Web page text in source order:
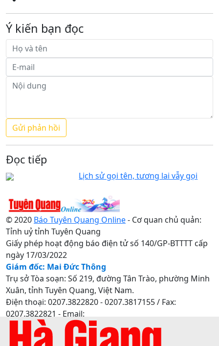
Ý kiến bạn đọc
Đọc tiếp
Lịch sử gọi tên, tương lai vẫy gọi
© 2020 Báo Tuyên Quang Online- Cơ quan chủ quản:
Tỉnh uỷ tỉnh Tuyên Quang
Giấy phép hoạt động báo điện tử số 140/GP-BTTTT cấp
ngày 17/03/2022
Giám đốc: Mai Đức Thông
Trụ sở Tòa soạn: Số 219, đường Tân Trào, phường Minh
Xuân, tỉnh Tuyên Quang, Việt Nam.
Điện thoại: 0207.3822820 - 0207.3817155 / Fax:
0207.3822821 - Email:
baotuyenquang.com.vn@gmail.com